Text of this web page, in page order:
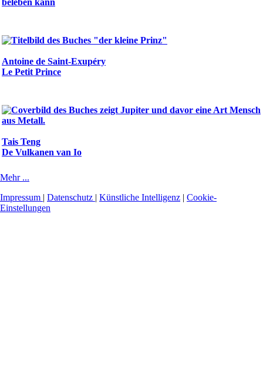
beleben kann
Antoine de Saint-Exupéry
Le Petit Prince
Tais Teng
De Vulkanen van Io
Mehr ...
Impressum | Datenschutz | Künstliche Intelligenz | Cookie-
Einstellungen